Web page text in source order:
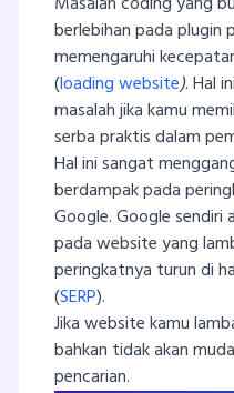
berlebihan pada plugin
memengaruhi
(loading website). Hal
masalah jika kamu
serba praktis dalam
Hal ini sangat
berdampak pada
Google. Google sendiri
pada website yang
peringkatnya turun di
(SERP).
Jika website kamu
bahkan tidak akan
pencarian.